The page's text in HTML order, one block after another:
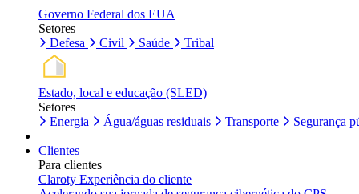
Governo Federal dos EUA
Setores
Defesa
Civil Saúde Tribal
Estado, local e educação (SLED)
Setores
Energia
Água/águas residuais Transporte Segurança
Clientes
Para clientes
Claroty Experiência do cliente